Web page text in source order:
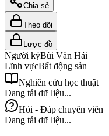
Chia sẻ
Theo dõi
Lược đồ
Người kýBùi Văn Hải
Lĩnh vựcBất động sản
Nghiên cứu học thuật
Đang tải dữ liệu...
Hỏi - Đáp chuyên viên
Đang tải dữ liệu...